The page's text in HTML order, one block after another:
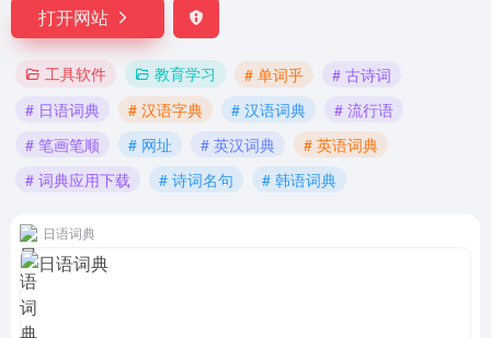
打开网站
工具软件 教育学习 # 单词乎
# 古诗词
# 日语词典
# 汉语字典 # 汉语词典
# 流行语
# 笔画笔顺
# 网址 # 英汉词典
# 英语词典
# 词典应用下载
# 诗词名句 # 韩语词典
日语词典